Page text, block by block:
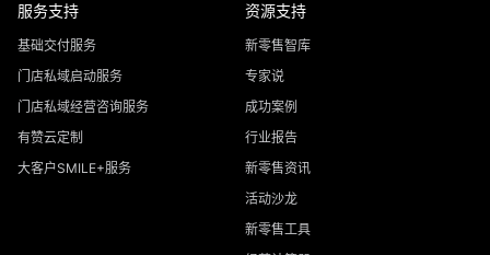
服务支持
基础交付服务
门店私域启动服务
门店私域经营咨询服务
有赞云定制
大客户SMILE+服务
资源支持
新零售智库
专家说
成功案例
行业报告
新零售资讯
活动沙龙
新零售工具